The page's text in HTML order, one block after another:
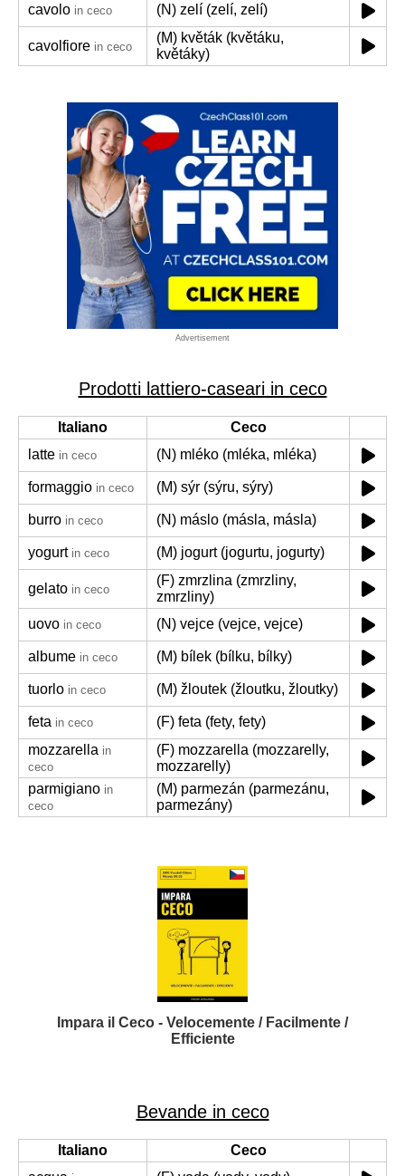
cavolo in ceco (N) zelí (zelí, zelí)
cavolfiore in ceco
(M) květák (květáku,
květáky)
Advertisement
Prodotti lattiero-caseari in ceco
Italiano
Ceco
latte in ceco (N) mléko (mléka, mléka)
formaggio in ceco (M) sýr (sýru, sýry)
burro in ceco (N) máslo (másla, másla)
yogurt in ceco (M) jogurt (jogurtu, jogurty)
gelato in ceco
(F) zmrzlina (zmrzliny,
zmrzliny)
uovo in ceco (N) vejce (vejce, vejce)
albume in ceco (M) bílek (bílku, bílky)
tuorlo in ceco (M) žloutek (žloutku, žloutky)
feta in ceco
(F) feta (fety, fety)
mozzarella in
ceco
(F) mozzarella (mozzarelly,
mozzarelly)
parmigiano in
ceco
(M) parmezán (parmezánu,
parmezány)
Impara il Ceco - Velocemente / Facilmente /
Efficiente
Bevande in ceco
Italiano
Ceco